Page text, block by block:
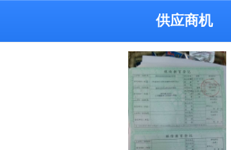
供应商机